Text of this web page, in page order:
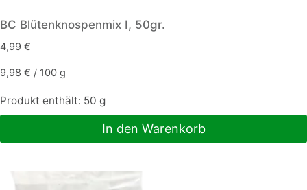
BC Blütenknospenmix I, 50gr.
4,99 €
9,98 € / 100 g
Produkt enthält: 50 g
In den Warenkorb